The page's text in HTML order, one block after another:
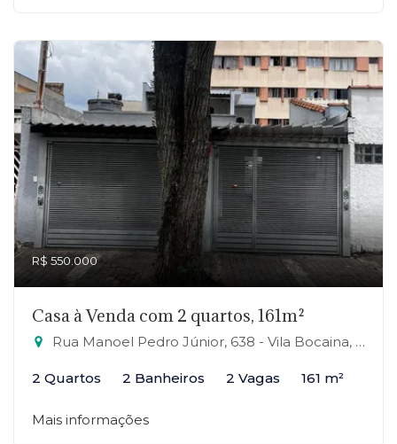
R$ 550.000
Casa à Venda com 2 quartos, 161m²
Rua Manoel Pedro Júnior, 638 - Vila Bocaina, Mauá-SP
2 Quartos 2 Banheiros 2 Vagas 161 m²
Mais informações